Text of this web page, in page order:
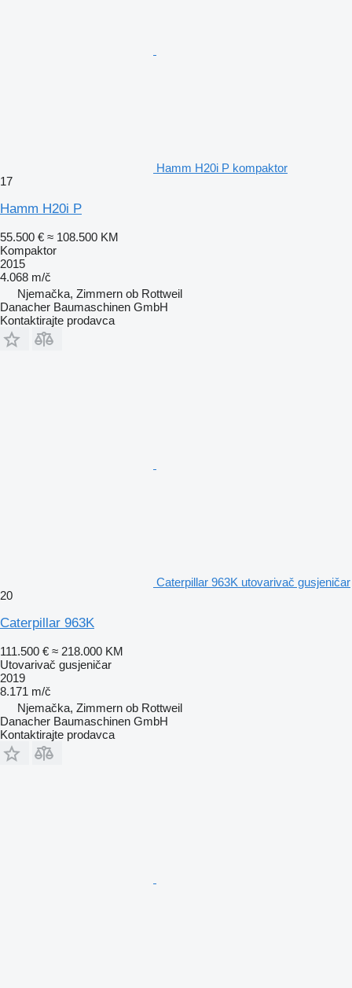
Hamm H20i P kompaktor
17
Hamm H20i P
55.500 € ≈ 108.500 KM
Kompaktor
2015
4.068 m/č
Njemačka, Zimmern ob Rottweil
Danacher Baumaschinen GmbH
Kontaktirajte prodavca
Caterpillar 963K utovarivač gusjeničar
20
Caterpillar 963K
111.500 € ≈ 218.000 KM
Utovarivač gusjeničar
2019
8.171 m/č
Njemačka, Zimmern ob Rottweil
Danacher Baumaschinen GmbH
Kontaktirajte prodavca